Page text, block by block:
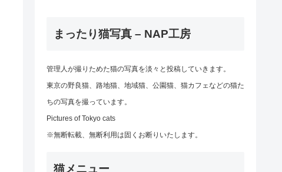
まったり猫写真 – NAP工房
管理人が撮りためた猫の写真を淡々と投稿していきます。
東京の野良猫、路地猫、地域猫、公園猫、猫カフェなどの猫た
ちの写真を撮っています。
Pictures of Tokyo cats
※無断転載、無断利用は固くお断りいたします。
猫メニュー